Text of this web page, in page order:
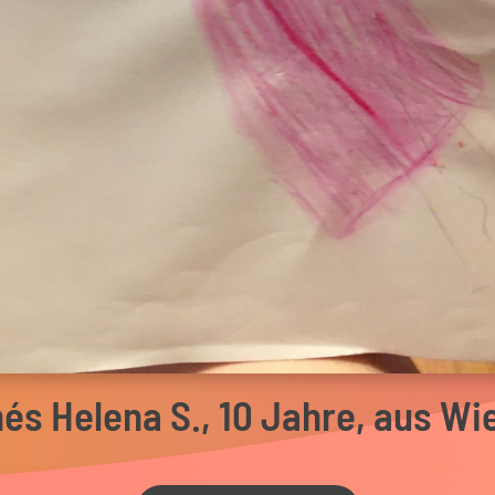
Helena S., 10 Jahre, aus